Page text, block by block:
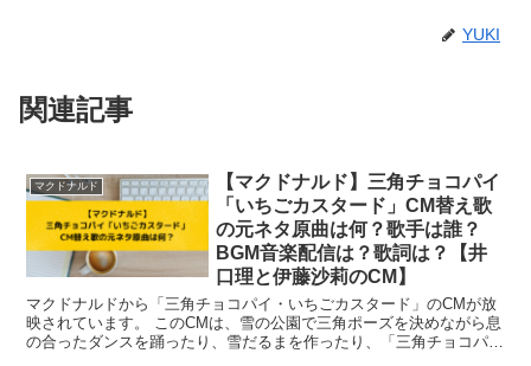
YUKI
関連記事
マクドナルド
【マクドナルド】三角チョコパイ
「いちごカスタード」CM替え歌
の元ネタ原曲は何？歌手は誰？
BGM音楽配信は？歌詞は？【井
口理と伊藤沙莉のCM】
マクドナルドから「三角チョコパイ・いちごカスタード」のCMが放
映されています。 このCMは、雪の公園で三角ポーズを決めながら息
の合ったダンスを踊ったり、雪だるまを作ったり、「三角チョコパイ